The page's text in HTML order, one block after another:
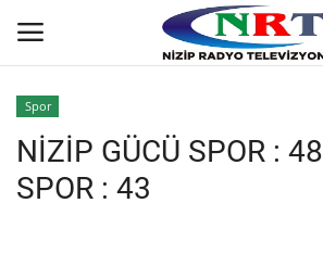
Ana
GÜNDEM
Spor
NİZİP GÜCÜ SPOR :
SPOR : 43